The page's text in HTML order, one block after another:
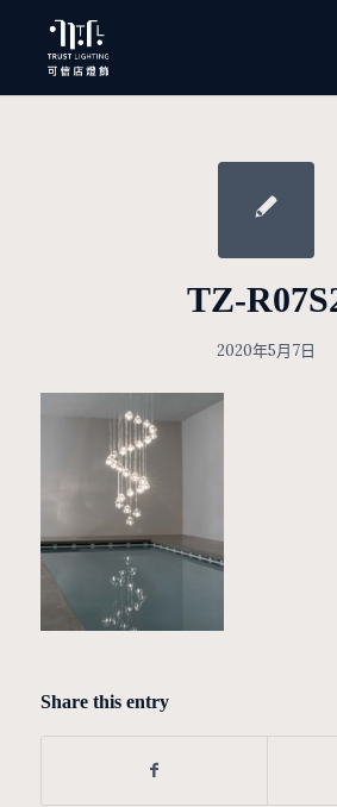
TZ-
2020年5月7日
Share this entry